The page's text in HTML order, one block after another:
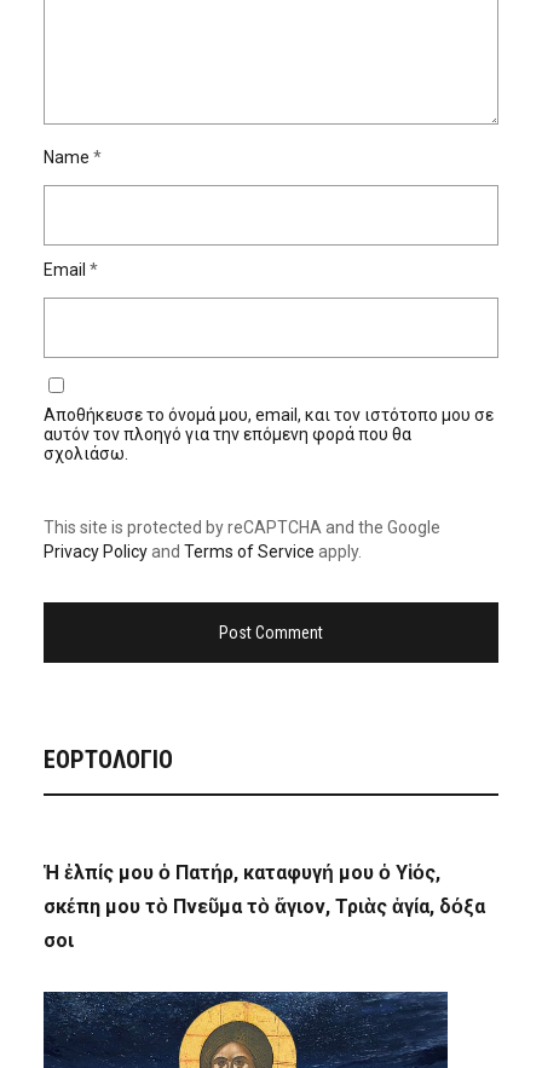
Name *
Email *
Αποθήκευσε το όνομά μου, email, και τον ιστότοπο μου σε
αυτόν τον πλοηγό για την επόμενη φορά που θα
σχολιάσω.
This site is protected by reCAPTCHA and the Google
Privacy Policyand Terms of Service apply.
ΕΟΡΤΟΛΟΓΙΟ
Ἡ ἐλπίς μου ὁ Πατήρ, καταφυγή μου ὁ Υἱός,
σκέπη μου τὸ Πνεῦμα τὸ ἅγιον, Τριὰς ἁγία, δόξα
σοι